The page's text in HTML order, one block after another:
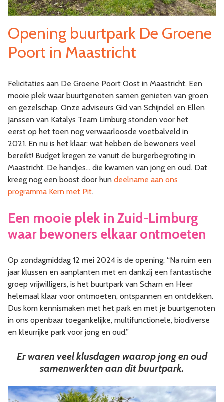
Opening buurtpark De Groene
Poort in Maastricht
Felicitaties aan De Groene Poort Oost in Maastricht. Een
mooie plek waar buurtgenoten samen genieten van groen
en gezelschap. Onze adviseurs Gid van Schijndel en Ellen
Janssen van Katalys Team Limburg stonden voor het
eerst op het toen nog verwaarloosde voetbalveld in
2021. En nu is het klaar: wat hebben de bewoners veel
bereikt! Budget kregen ze vanuit de burgerbegroting in
Maastricht. De handjes… die kwamen van jong en oud. Dat
kreeg nog een boost door hun deelname aan ons
programma Kern met Pit.
Een mooie plek in Zuid-Limburg
waar bewoners elkaar ontmoeten
Op zondagmiddag 12 mei 2024 is de opening: “Na ruim een
jaar klussen en aanplanten met en dankzij een fantastische
groep vrijwilligers, is het buurtpark van Scharn en Heer
helemaal klaar voor ontmoeten, ontspannen en ontdekken.
Dus kom kennismaken met het park en met je buurtgenoten
in ons openbaar toegankelijke, multifunctionele, biodiverse
en kleurrijke park voor jong en oud.”
Er waren veel klusdagen waarop jong en oud
samenwerkten aan dit buurtpark.